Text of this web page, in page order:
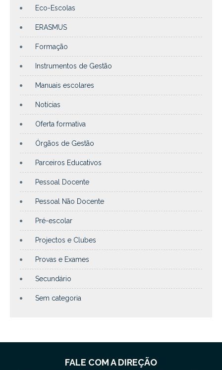
Eco-Escolas
ERASMUS
Formação
Instrumentos de Gestão
Manuais escolares
Notícias
Oferta formativa
Órgãos de Gestão
Parceiros Educativos
Pessoal Docente
Pessoal Não Docente
Pré-escolar
Projectos e Clubes
Provas e Exames
Secundário
Sem categoria
FALE COM A DIREÇÃO